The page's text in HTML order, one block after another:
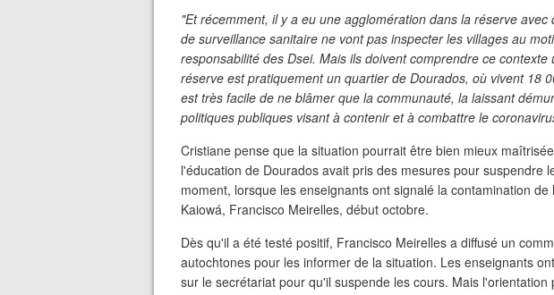
"Et récemment, il y a eu une agglomération dans la réserve
de surveillance sanitaire ne vont pas inspecter les villages au
responsabilité des Dsei. Mais ils doivent comprendre ce
réserve est pratiquement un quartier de Dourados, où vivent 18
est très facile de ne blâmer que la communauté, la laissant
politiques publiques visant à contenir et à combattre le
Cristiane pense que la situation pourrait être bien mieux
l'éducation de Dourados avait pris des mesures pour suspendre
moment, lorsque les enseignants ont signalé la contamination
Kaiowá, Francisco Meirelles, début octobre.
Dès qu'il a été testé positif, Francisco Meirelles a diffusé un
autochtones pour les informer de la situation. Les enseignants
sur le secrétariat pour qu'il suspende les cours. Mais